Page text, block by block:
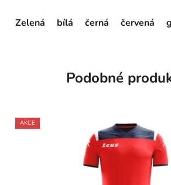
Zelená bílá černá červená
Podobné
AKCE